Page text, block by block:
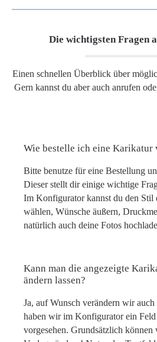
Die wichtigsten Fragen
Einen schnellen Überblick über
Gern kannst du aber auch anrufen
Wie bestelle ich eine Karikatur
Bitte benutze für eine Bestellung
Dieser stellt dir einige wichtige
Im Konfigurator kannst du den Stil
wählen, Wünsche äußern,
natürlich auch deine Fotos
Kann man die angezeigte
ändern lassen?
Ja, auf Wunsch verändern wir
haben wir im Konfigurator ein
vorgesehen. Grundsätzlich können